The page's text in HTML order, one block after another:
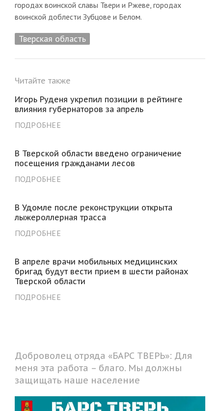
городах воинской славы Твери и Ржеве, городах
воинской доблести Зубцове и Белом.
Тверская область
Читайте также
Игорь Руденя укрепил позиции в рейтинге
влияния губернаторов за апрель
ПОДРОБНЕЕ
В Тверской области введено ограничение
посещения гражданами лесов
ПОДРОБНЕЕ
В Удомле после реконструкции открыта
лыжероллерная трасса
ПОДРОБНЕЕ
В апреле врачи мобильных медицинских
бригад будут вести прием в шести районах
Тверской области
ПОДРОБНЕЕ
Доброволец отряда «БАРС ТВЕРЬ»: Для
меня эта работа – благо. Мы должны
защищать наше население